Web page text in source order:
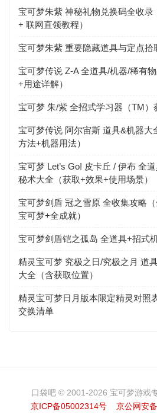
宝可梦朱紫 神秘礼物兑换码全收
+ 联网直领教程）
宝可梦朱紫 重要隐藏道具与定点拾
宝可梦传说 Z-A 全道具/机器/稀有
+用途详解）
宝可梦 朱/紫 全招式学习器（TM）
宝可梦传说 阿尔宙斯 道具&机器大
方法+机器用法）
宝可梦 Let’s Go! 皮卡丘 / 伊布 全
秘术大全（获取+效果+使用场景）
宝可梦剑盾 冠之雪原 全收集攻略
宝可梦+全成就）
宝可梦剑盾铠之孤岛 全道具+招式
精灵宝可梦 究极之日/究极之月 道
大全（含获取位置）
精灵宝可梦日月版本限定精灵对照
交换清单
口袋吧 © 2001-2026 宝可梦游戏
京ICP备05002314号
京公网安